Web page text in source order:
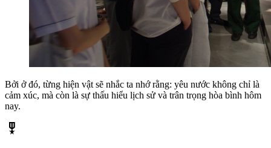
Bởi ở đó, từng hiện vật sẽ nhắc ta nhớ rằng: yêu nước không chỉ là
cảm xúc, mà còn là sự thấu hiểu lịch sử và trân trọng hòa bình hôm
nay.
military_tech